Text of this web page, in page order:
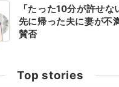
「たった10分が許せな
先に帰った夫に妻が不
賛否
Top stories